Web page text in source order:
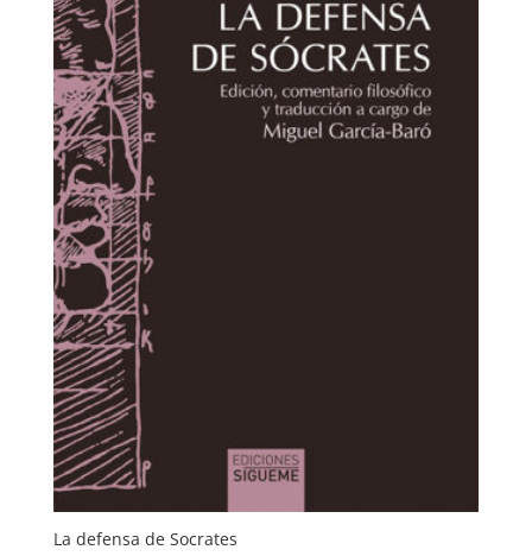
La defensa de Socrates